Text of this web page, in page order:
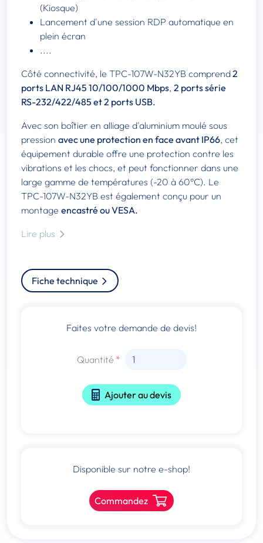
(Kiosque)
Lancement d'une session RDP automatique en
plein écran
....
Côté connectivité, le TPC-107W-N32YB comprend2
ports LAN RJ45 10/100/1000 Mbps, 2 ports série
RS-232/422/485 et 2 ports USB.
Avec son boîtier en alliage d'aluminium moulé sous
pression avec une protection en face avant IP66, cet
équipement durable offre une protection contre les
vibrations et les chocs, et peut fonctionner dans une
large gamme de températures (-20 à 60°C). Le
TPC-107W-N32YB est également conçu pour un
montage encastré ou VESA.
Lire plus
Fiche technique
Faites votre demande de devis!
Quantité
Ajouter au devis
Disponible sur notre e-shop!
Commandez